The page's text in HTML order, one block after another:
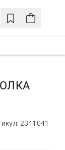
ЗАПИСЬ
2341041